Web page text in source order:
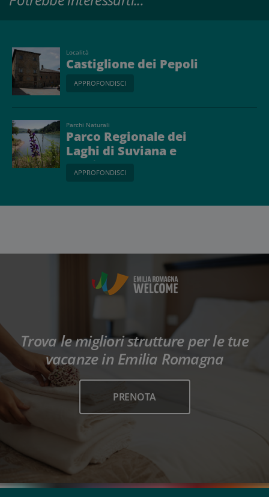
Località
Castiglione dei Pepoli
APPROFONDISCI
Parchi Naturali
Parco Regionale dei
Laghi di Suviana e
Brasimone
APPROFONDISCI
Trova le migliori strutture per le tue
vacanze in Emilia Romagna
PRENOTA